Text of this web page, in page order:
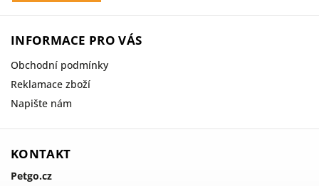
INFORMACE PRO VÁS
Obchodní podmínky
Reklamace zboží
Napište nám
KONTAKT
Petgo.cz